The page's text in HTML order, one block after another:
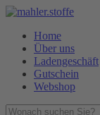
Home
Über uns
Ladengeschäft
Gutschein
Webshop